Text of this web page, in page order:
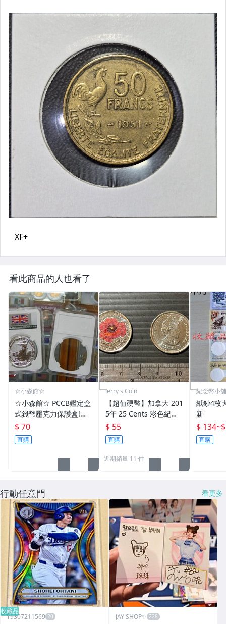
看此商品的人也看了
☆小森館☆
☆小森館☆ PCCB鑑定盒
式錢幣壓克力保護盒!錢
幣銀幣專用透明壓克力盒
錢幣收納保護盒錢幣盒~
99
$ 70
直購
Jerry s Coin
【超值硬幣】加拿大 201
5年 25 Cents 彩色紀念
幣一枚 國殤紀念日 花朵
圖案 已絕版
$ 55
直購
近期銷量 11 件
紀念幣小舖
紙鈔4枚
新
$ 134~
直購
行動任意門 看更多
收藏品
Y9307211569 JAY SHOP✨